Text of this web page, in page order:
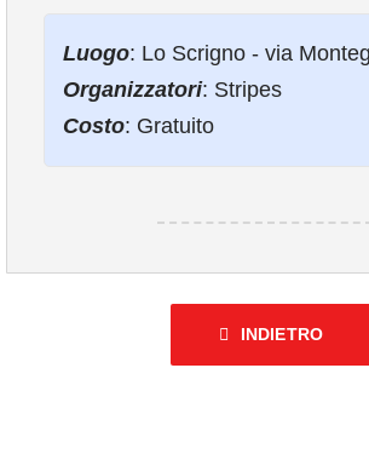
Luogo: Lo Scrigno - via
Organizzatori: Stripes
Costo: Gratuito
INDIETRO